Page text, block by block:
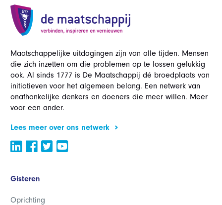
Maatschappelijke uitdagingen zijn van alle tijden. Mensen
die zich inzetten om die problemen op te lossen gelukkig
ook. Al sinds 1777 is De Maatschappij dé broedplaats van
initiatieven voor het algemeen belang. Een netwerk van
onafhankelijke denkers en doeners die meer willen. Meer
voor een ander.
Lees meer over ons netwerk
Gisteren
Oprichting